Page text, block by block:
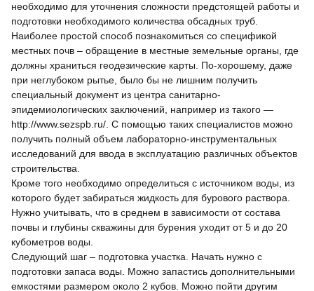
необходимо для уточнения сложности предстоящей работы и
подготовки необходимого количества обсадных труб.
Наиболее простой способ познакомиться со спецификой
местных почв – обращение в местные земельные органы, где
должны храниться геодезические карты. По-хорошему, даже
при неглубоком рытье, было бы не лишним получить
специальный документ из центра санитарно-
эпидемиологических заключений, например из такого —
http://www.sezspb.ru/. С помощью таких специалистов можно
получить полный объем лабораторно-инструментальных
исследований для ввода в эксплуатацию различных объектов
строительства.
Кроме того необходимо определиться с источником воды, из
которого будет забираться жидкость для бурового раствора.
Нужно учитывать, что в среднем в зависимости от состава
почвы и глубины скважины для бурения уходит от 5 и до 20
кубометров воды.
Следующий шаг – подготовка участка. Начать нужно с
подготовки запаса воды. Можно запастись дополнительными
емкостями размером около 2 кубов. Можно пойти другим